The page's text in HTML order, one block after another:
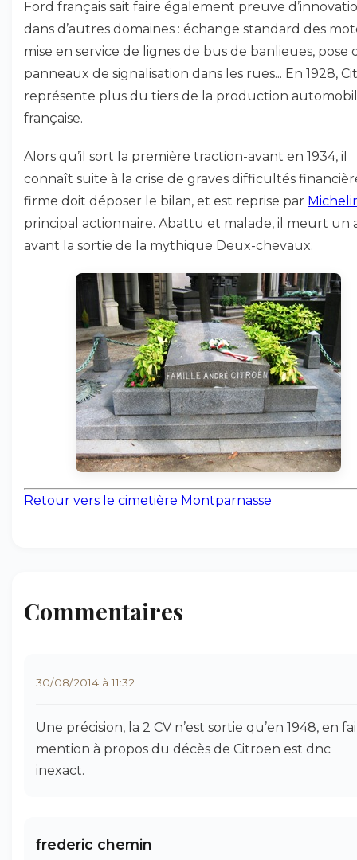
Ford français sait faire également preuve
dans d’autres domaines : échange standard des
mise en service de lignes de bus de banlieues, pose
panneaux de signalisation dans les rues... En 1928,
représente plus du tiers de la production
française.
Alors qu’il sort la première traction-avant en 1934, il
connaît suite à la crise de graves difficultés
firme doit déposer le bilan, et est reprise par
principal actionnaire. Abattu et malade, il meurt un
avant la sortie de la mythique Deux-chevaux.
Retour vers le cimetière Montparnasse
Commentaires
30/08/2014 à 11:32
Une précision, la 2 CV n’est sortie qu’en 1948, en
mention à propos du décès de Citroen est dnc
inexact.
frederic chemin